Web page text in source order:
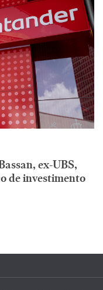
ex-UBS,
de investimento